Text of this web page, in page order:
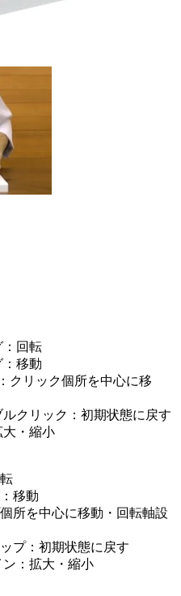
：回転
移動
クリック個所を中心に移
ルクリック：初期状態に戻す
大・縮小
移動
所を中心に移動・回転軸設
プ：初期状態に戻す
ン：拡大・縮小